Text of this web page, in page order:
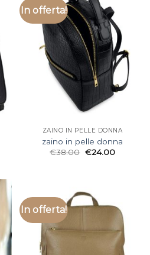
In offerta!
ZAINO IN PELLE DONNA
zaino in pelle donna
€38.00 €24.00
In offerta!